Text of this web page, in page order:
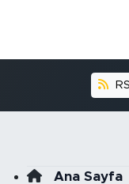
Ana Sayfa